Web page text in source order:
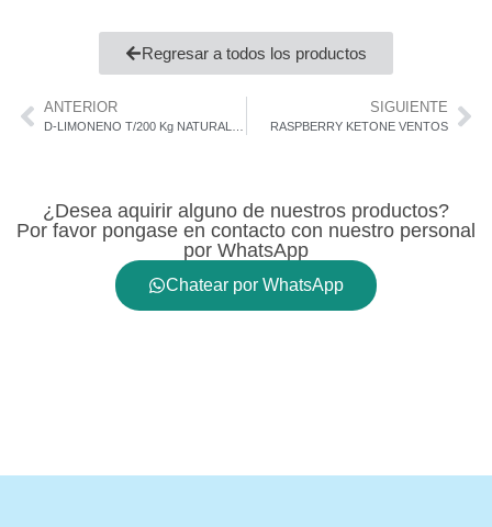
Regresar a todos los productos
ANTERIOR SIGUIENTE
RASPBERRY KETONE VENTOS
¿Desea aquirir alguno de nuestros productos?
Por favor pongase en contacto con nuestro personal
por WhatsApp
Chatear por WhatsApp